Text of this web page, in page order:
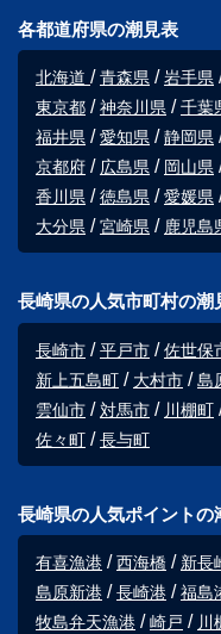
各都道府県の潮見表
北海道 青森県 岩手県
東京都
神奈川県 千葉
福井県
愛知県 静岡県
京都府
広島県 岡山県
香川県
徳島県 愛媛県
大分県
宮崎県 鹿児島
長崎県の人気市町村の潮
長崎市 平戸市 佐世保
新上五島町
大村市 島
雲仙市
対馬市 川棚町
佐々町
長与町
長崎県の人気ポイントの
有喜漁港 西海橋 新長
島原新港
長崎港 福島
牧島弁天漁港
崎戸 川